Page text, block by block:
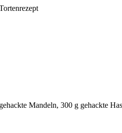
Mandeln, 300 g gehackte